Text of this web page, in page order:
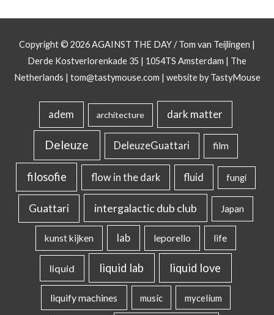
Copyright © 2026AGAINST THE DAY/ Tom van Teijlingen |
Derde Kostverlorenkade 35 | 1054TS Amsterdam | The
Netherlands | tom@tastymouse.com | website by TastyMouse
adem architecture dark matter
Deleuze DeleuzeGuattari film
filosofie flow in the dark fluid fungi
Guattari intergalactic dub club Japan
kunst kijken lab leporello life
liquid liquid lab liquid love
liquify machines music mycelium